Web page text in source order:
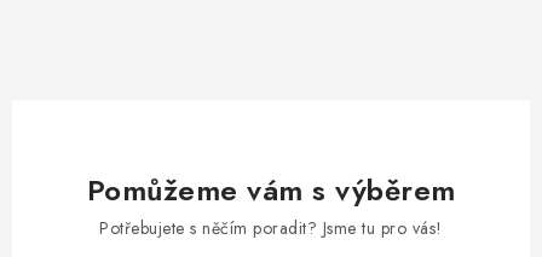
Pomůžeme vám s výběrem
Potřebujete s něčím poradit? Jsme tu pro vás!